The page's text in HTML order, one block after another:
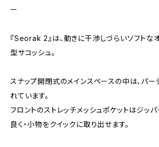
ー
『Seorak 2』は、動きに干渉しづらいソフトな
型サコッシュ。
スナップ開閉式のメインスペースの中は、パー
れています。
フロントのストレッチメッシュポケットはジッ
良く・小物をクイックに取り出せます。